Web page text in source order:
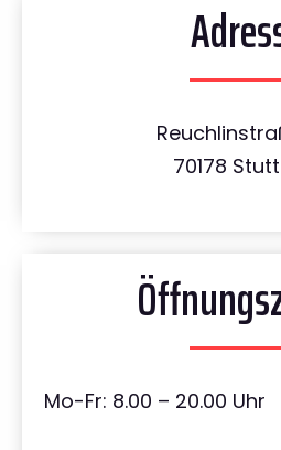
70178
Mo-Fr: 8.00 – 20.00 Uhr